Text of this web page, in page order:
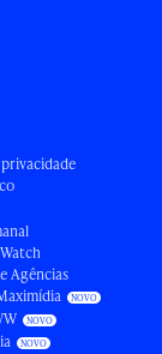
Agências